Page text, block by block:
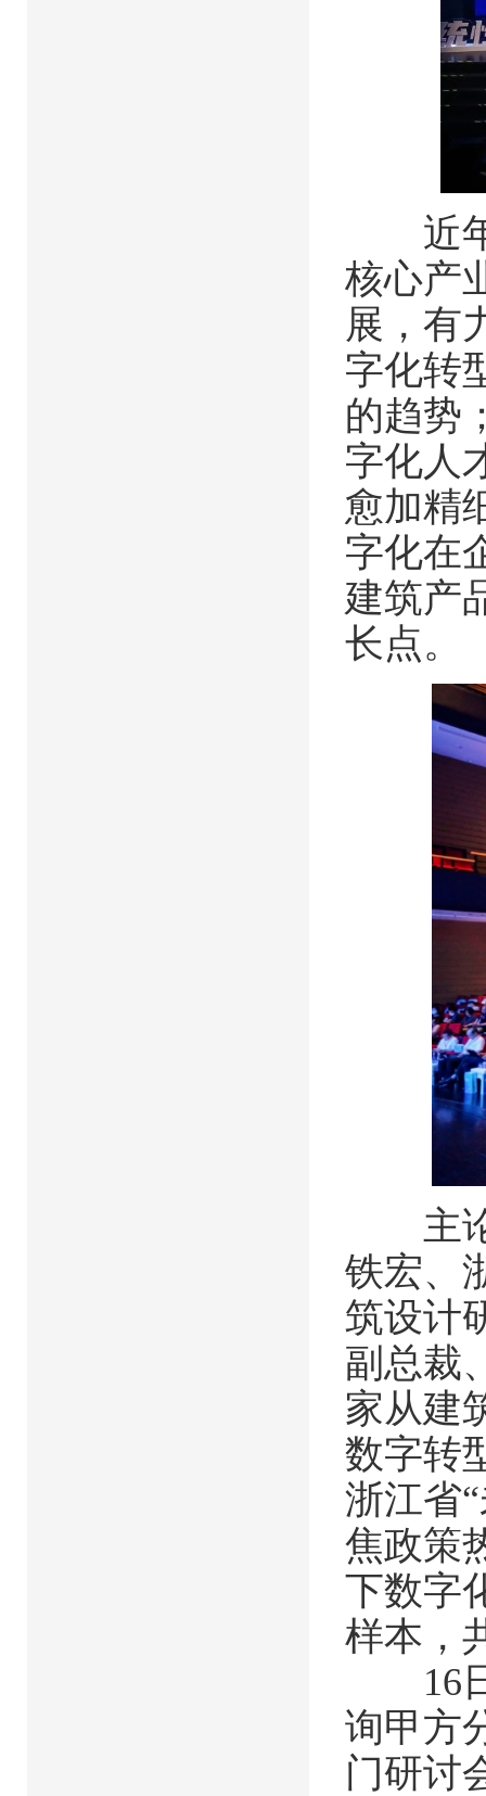
近年
核心产
展，有
字化转
的趋势
字化人
愈加精
字化在
建筑产
长点。
主论
铁宏、
筑设计
副总裁
家从建
数字转
浙江省
焦政策
下数字
样本，
16日
询甲方
门研讨